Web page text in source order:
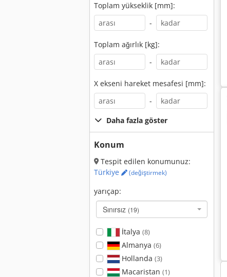
Toplam yükseklik [mm]:
-
Toplam ağırlık [kg]:
-
X ekseni hareket mesafesi [mm]:
-
Daha fazla göster
Konum
Tespit edilen konumunuz:
Türkiye
(değiştirmek)
yarıçap:
Sınırsız (19)
İtalya (8)
Almanya (6)
Hollanda (3)
Macaristan (1)